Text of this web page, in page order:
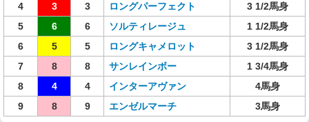
4
3 3 ロングパーフェクト
3 1/2馬身
5
6 6 ソルティレージュ
1 1/2馬身
6
5 5 ロングキャメロット
3 1/2馬身
7
8 8 サンレインボー
1 3/4馬身
8
4 4 インターアヴァン
4馬身
9
8 9 エンゼルマーチ 3馬身